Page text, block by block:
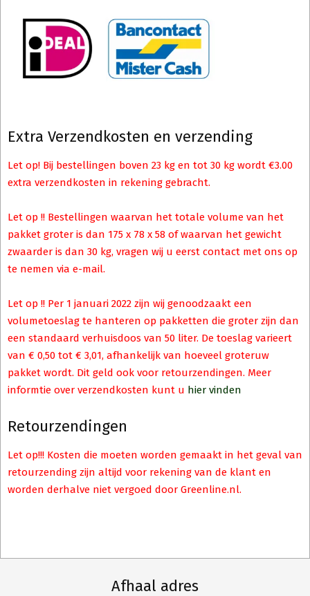
Extra Verzendkosten en verzending
Let op! Bij bestellingen boven 23 kg en tot 30 kg wordt €3.00
extra verzendkosten in rekening gebracht.
Let op !! Bestellingen waarvan het totale volume van het
pakket groter is dan 175 x 78 x 58 of waarvan het gewicht
zwaarder is dan 30 kg, vragen wij u eerst contact met ons op
te nemen via e-mail.
Let op !! Per 1 januari 2022 zijn wij genoodzaakt een
volumetoeslag te hanteren op pakketten die groter zijn dan
een standaard verhuisdoos van 50 liter. De toeslag varieert
van € 0,50 tot € 3,01, afhankelijk van hoeveel groteruw
pakket wordt. Dit geld ook voor retourzendingen. Meer
informtie over verzendkosten kunt u hier vinden
Retourzendingen
Let op!!! Kosten die moeten worden gemaakt in het geval van
retourzending zijn altijd voor rekening van de klant en
worden derhalve niet vergoed door Greenline.nl.
Afhaal adres